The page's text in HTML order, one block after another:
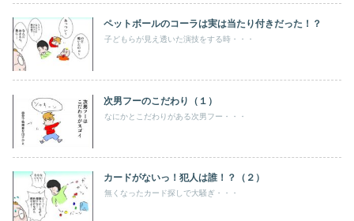
ペットボールのコーラは実は当たり付きだった！？
子どもらが見え透いた演技をする時・・・
次男フーのこだわり（１）
なにかとこだわりがある次男フー・・・
カードがないっ！犯人は誰！？（２）
無くなったカード探しで大騒ぎ・・・